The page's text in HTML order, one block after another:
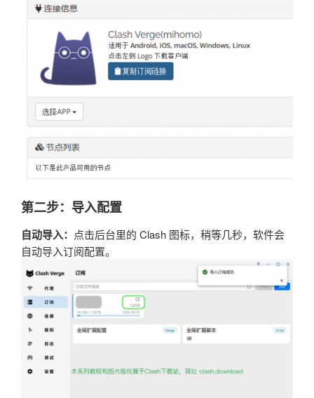
第二步：导入配置
自动导入： 点击后台里的 Clash 图标，稍等几秒，软件会
自动导入订阅配置。